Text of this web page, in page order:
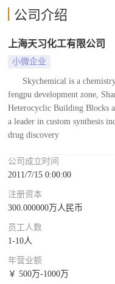
公司介绍
上海天习化工有限公司
小微企业
Skychemical is a chemistry
fengpu development zone,
Heterocyclic Building Blocks
a leader in custom synthesis
drug discovery
公司成立时间
2011/7/15 0:00:00
注册资本
300.000000万人民币
员工人数
1-10人
年营业额
￥ 500万-1000万